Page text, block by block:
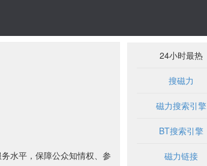
水平，保障公众知情权、参
24小时最热
搜磁力
磁力搜索引擎
BT搜索引擎
磁力链接